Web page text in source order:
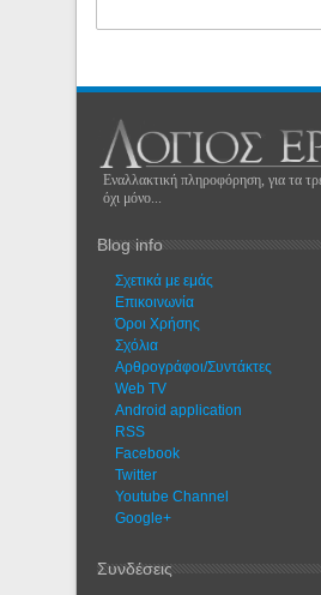
Εναλλακτική πληροφόρηση, για τα
όχι μόνο...
Blog info
Σχετικά με εμάς
Eπικοινωνία
Όροι Χρήσης
Σχόλια
Αρθρογράφοι/Συντάκτες
Web TV
Android application
RSS
Facebook
Twitter
Youtube Channel
Google+
Συνδέσεις